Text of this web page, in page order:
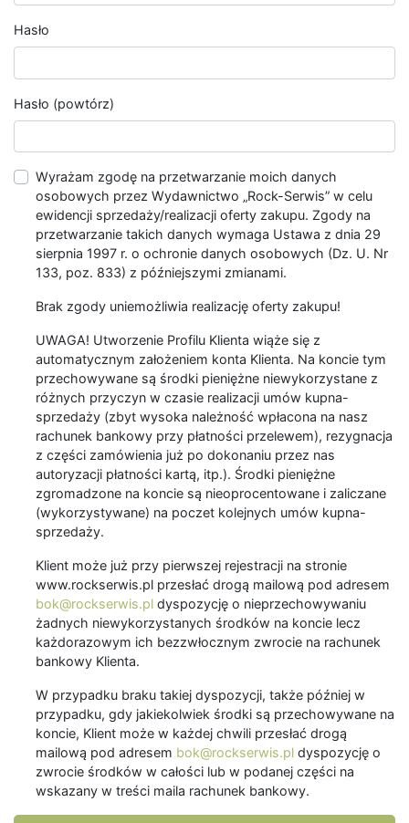
Hasło
Hasło (powtórz)
Wyrażam zgodę na przetwarzanie moich danych
osobowych przez Wydawnictwo „Rock-Serwis” w celu
ewidencji sprzedaży/realizacji oferty zakupu. Zgody na
przetwarzanie takich danych wymaga Ustawa z dnia 29
sierpnia 1997 r. o ochronie danych osobowych (Dz. U. Nr
133, poz. 833) z późniejszymi zmianami.
Brak zgody uniemożliwia realizację oferty zakupu!
UWAGA! Utworzenie Profilu Klienta wiąże się z
automatycznym założeniem konta Klienta. Na koncie tym
przechowywane są środki pieniężne niewykorzystane z
różnych przyczyn w czasie realizacji umów kupna-
sprzedaży (zbyt wysoka należność wpłacona na nasz
rachunek bankowy przy płatności przelewem), rezygnacja
z części zamówienia już po dokonaniu przez nas
autoryzacji płatności kartą, itp.). Środki pieniężne
zgromadzone na koncie są nieoprocentowane i zaliczane
(wykorzystywane) na poczet kolejnych umów kupna-
sprzedaży.
Klient może już przy pierwszej rejestracji na stronie
www.rockserwis.pl przesłać drogą mailową pod adresem
bok@rockserwis.pl dyspozycję o nieprzechowywaniu
żadnych niewykorzystanych środków na koncie lecz
każdorazowym ich bezzwłocznym zwrocie na rachunek
bankowy Klienta.
W przypadku braku takiej dyspozycji, także później w
przypadku, gdy jakiekolwiek środki są przechowywane na
koncie, Klient może w każdej chwili przesłać drogą
mailową pod adresem bok@rockserwis.pl dyspozycję o
zwrocie środków w całości lub w podanej części na
wskazany w treści maila rachunek bankowy.